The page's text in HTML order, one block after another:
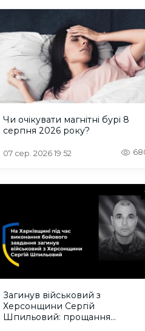
Чи очікувати магнітні бурі 8
серпня 2026 року?
07 сер. 2026 19:52
Загинув військовий з
Херсонщини Сергій
Шпильовий: прощання